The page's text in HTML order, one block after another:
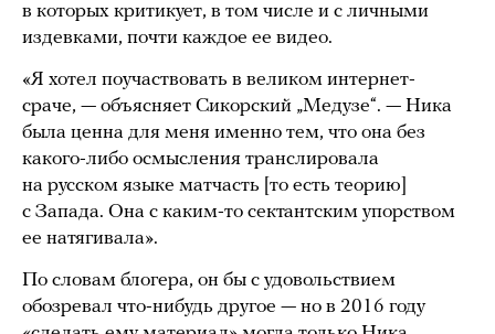
в которых критикует, в том числе и с личными
издевками, почти каждое ее видео.
«Я хотел поучаствовать в великом интернет-
сраче, — объясняет Сикорский „Медузе“. — Ника
была ценна для меня именно тем, что она без
какого-либо осмысления транслировала
на русском языке матчасть [то есть теорию]
с Запада. Она с каким-то сектантским упорством
ее натягивала».
По словам блогера, он бы с удовольствием
обозревал что-нибудь другое — но в 2016 году